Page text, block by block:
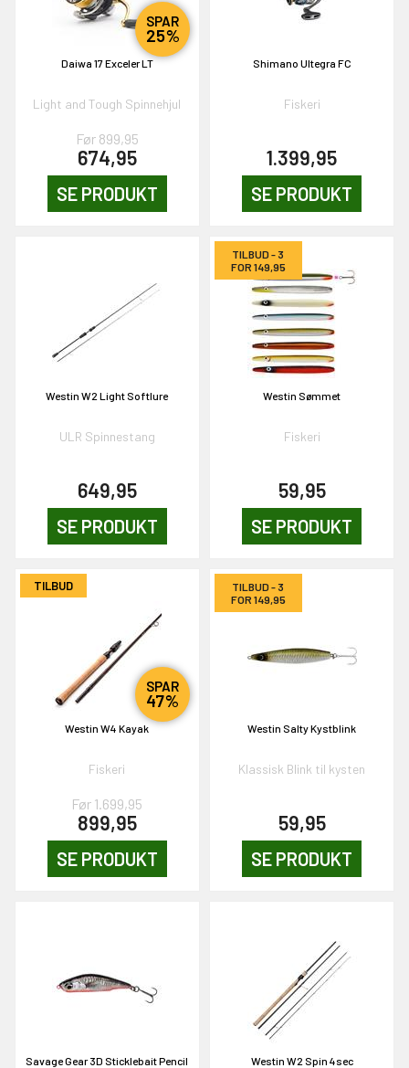
SPAR
25%
Daiwa 17 Exceler LT
Light and Tough Spinnehjul
Før 899,95
674,95
SE PRODUKT
Shimano Ultegra FC
Fiskeri
1.399,95
SE PRODUKT
Westin W2 Light Softlure
ULR Spinnestang
649,95
SE PRODUKT
TILBUD - 3
FOR 149,95
Westin Sømmet
Fiskeri
59,95
SE PRODUKT
TILBUD
SPAR
47%
Westin W4 Kayak
Fiskeri
Før 1.699,95
899,95
SE PRODUKT
TILBUD - 3
FOR 149,95
Westin Salty Kystblink
Klassisk Blink til kysten
59,95
SE PRODUKT
Savage Gear 3D Sticklebait Pencil Westin W2 Spin 4sec
PÅ
om et gavekort på
DELTAG!
NEJ TAK!